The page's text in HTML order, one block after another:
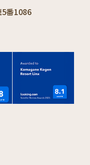
番1086